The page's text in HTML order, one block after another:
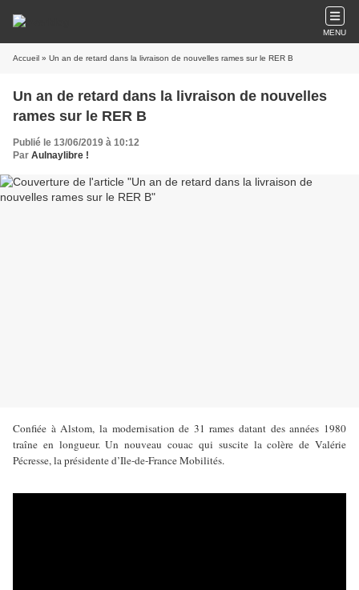
MENU
Accueil » Un an de retard dans la livraison de nouvelles rames sur le RER B
Un an de retard dans la livraison de nouvelles
rames sur le RER B
Publié le 13/06/2019 à 10:12
Par Aulnaylibre !
Confiée à Alstom, la modernisation de 31 rames datant des années 1980
traîne en longueur. Un nouveau couac qui suscite la colère de Valérie
Pécresse, la présidente d’Ile-de-France Mobilités.